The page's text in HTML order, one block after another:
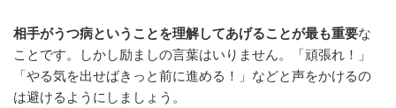
相手がうつ病ということを理解してあげることが最も重要な
ことです。しかし励ましの言葉はいりません。「頑張れ！」
「やる気を出せばきっと前に進める！」などと声をかけるの
は避けるようにしましょう。